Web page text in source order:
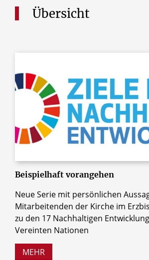
Übersicht
Beispielhaft vorangehen
Neue Serie mit persönlichen
Mitarbeitenden der Kirche im
zu den 17 Nachhaltigen
Vereinten Nationen
MEHR